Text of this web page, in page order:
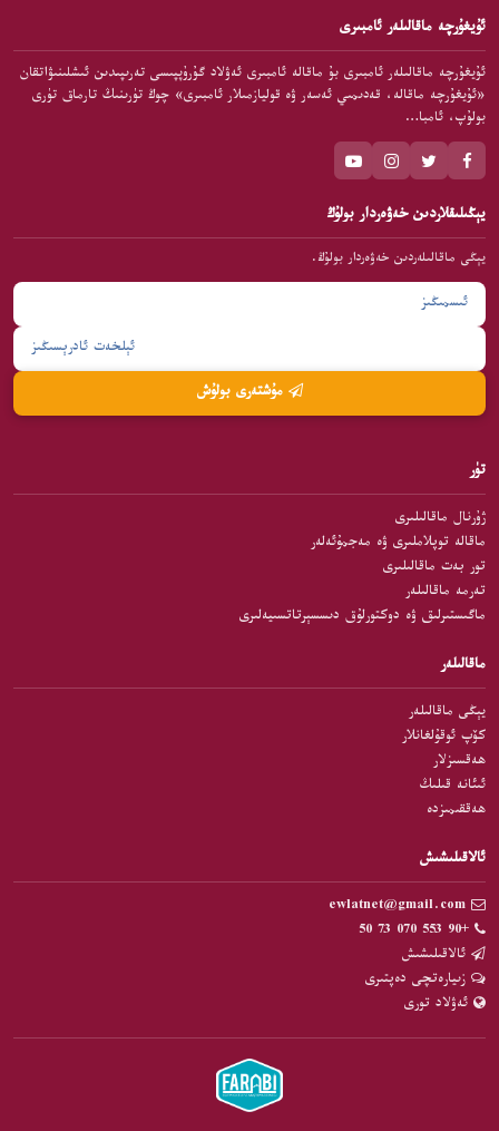
ئۇيغۇرچە ماقالىلەر ئامبىرى
ئۇيغۇرچە ماقالىلەر ئامبىرى بۇ ماقالە ئامبىرى ئەۋلاد گۇرۇپپىسى تەرىپىدىن ئىشلىنىۋاتقان
«ئۇيغۇرچە ماقالە، قەدىمىي ئەسەر ۋە قوليازمىلار ئامبىرى» چوڭ تۈرىنىڭ تارماق تۈرى
بولۇپ، ئامبا…
يېڭىلىقلاردىن خەۋەردار بولۇڭ
يېڭى ماقالىلەردىن خەۋەردار بولۇڭ.
تۈر
ژۇرنال ماقالىلىرى
ماقالە توپلاملىرى ۋە مەجمۇئەلەر
تور بەت ماقالىلىرى
تەرمە ماقالىلەر
ماگىستىرلىق ۋە دوكتورلۇق دىسسېرتاتسىيەلىرى
ماقالىلەر
يېڭى ماقالىلەر
كۆپ ئوقۇلغانلار
ھەقسىزلار
ئىئانە قىلىڭ
ھەققىمىزدە
ئالاقىلىشىش
+90 553 070 73 50
ئالاقىلىشىش
زىيارەتچى دەپتىرى
ئەۋلاد تورى